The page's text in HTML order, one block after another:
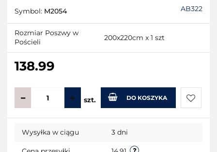
Symbol: M2054 AB322
Rozmiar Poszwy w
Pościeli
200x220cm x 1 szt
138.99
szt. DO KOSZYKA
Do
Wysyłka w ciągu 3 dni